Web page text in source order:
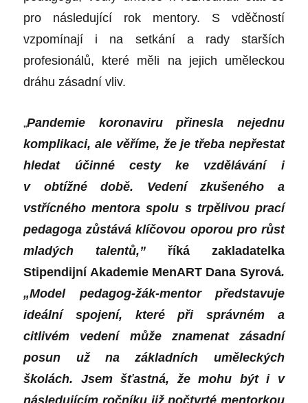
pro následující rok mentory. S vděčností
vzpomínají i na setkání a rady starších
profesionálů, které měli na jejich uměleckou
dráhu zásadní vliv.
„Pandemie koronavirupřinesla nejednu
komplikaci, ale věříme, že je třeba nepřestat
hledat účinné cesty ke vzdělávání i
v obtížné době. Vedení zkušeného a
vstřícného mentora spolu s trpělivou prací
pedagoga zůstává klíčovou oporou pro růst
mladých talentů,” říká zakladatelka
Stipendijní Akademie MenART Dana Syrová.
„Model pedagog-žák-mentor představuje
ideální spojení, které při správném a
citlivém vedení může znamenat zásadní
posun už na základních uměleckých
školách. Jsem šťastná, že mohu být i v
následujícím ročníku již počtvrté mentorkou